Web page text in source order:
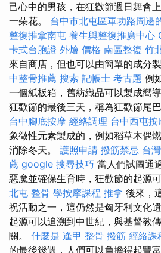
己心中的男孩，在狂歡節週日舞會
一朵花。 台中市北屯區軍功路周邊
整復推拿南屯 養生與整復推廣中心
卡式台胞證 外燴 價格 南區整復 竹
來自商店，但也可以由簡單的成分
中整骨推薦 搜索 記帳士 考古題 例
一個紙板箱，舊紡織品可以製成嚮
狂歡節的最後三天，稱為狂歡節尾巴
台中腳底按摩 經絡調理 台中西屯按
象徵性元素製成的，例如稻草木偶
消除冬天。 護照申請 撥筋禁忌 台
薦 google 搜尋技巧 當人們試圖通
惡魔並確保生育時，狂歡節的起源
北屯 整骨 學按摩課程 推拿 後來，
祝活動之一，這仍然是匈牙利文化
起源可以追溯到中世紀，與基督教
關。 什麼是 逢甲 整骨 撥筋 經絡課
的最後幾週，人們可以負擔得起豐